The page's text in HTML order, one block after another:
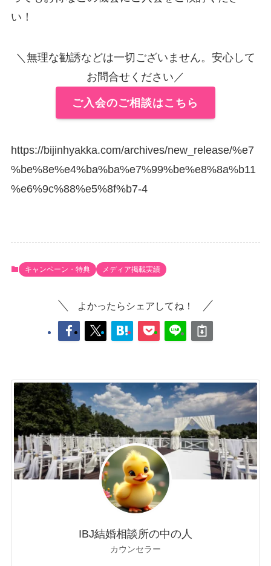
い！
＼無理な勧誘などは一切ございません。安心して
お問合せください／
ご入会のご相談はこちら
https://bijinhyakka.com/archives/new_release/%e7
%be%8e%e4%ba%ba%e7%99%be%e8%8a%b11
%e6%9c%88%e5%8f%b7-4
キャンペーン・特典 メディア掲載実績
よかったらシェアしてね！
IBJ結婚相談所の中の人
カウンセラー